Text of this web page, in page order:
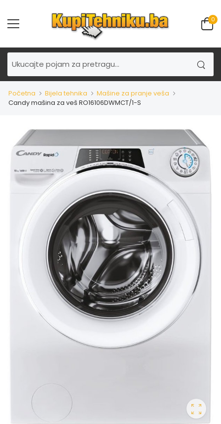
0
Početna Bijela tehnika
Mašine za pranje veša
Candy mašina za veš RO16106DWMCT/1-S